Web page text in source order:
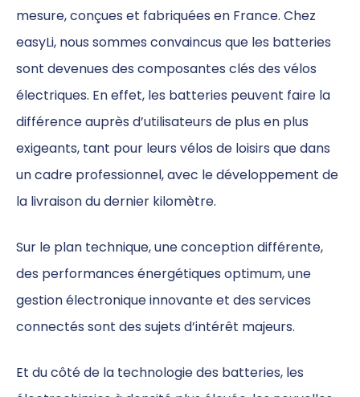
mesure, conçues et fabriquées en France. Chez
easyLi, nous sommes convaincus que les batteries
sont devenues des composantes clés des vélos
électriques. En effet, les batteries peuvent faire la
différence auprès d’utilisateurs de plus en plus
exigeants, tant pour leurs vélos de loisirs que dans
un cadre professionnel, avec le développement de
la livraison du dernier kilomètre.
Sur le plan technique, une conception différente,
des performances énergétiques optimum, une
gestion électronique innovante et des services
connectés sont des sujets d’intérêt majeurs.
Et du côté de la technologie des batteries, les